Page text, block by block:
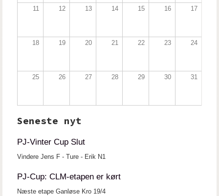
11 12 13 14 15 16 17
18 19 20 21 22 23 24
25 26 27 28 29 30 31
Seneste nyt
PJ-Vinter Cup Slut
Vindere Jens F - Ture - Erik N1
PJ-Cup: CLM-etapen er kørt
Næste etape Ganløse Kro 19/4